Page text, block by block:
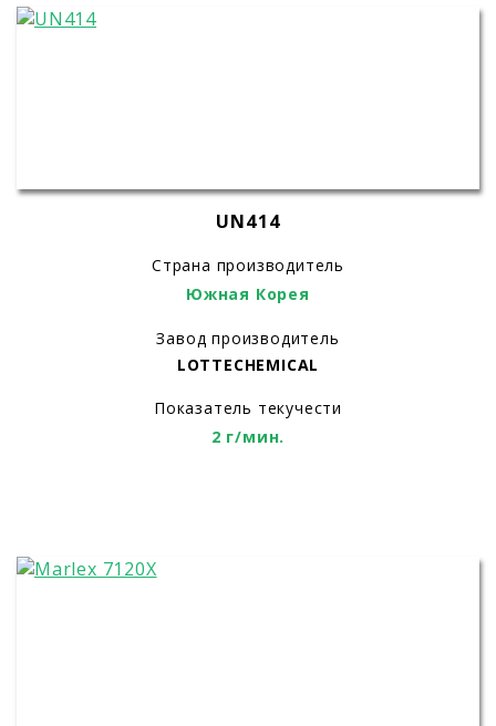
UN414
Страна производитель
Южная Корея
Завод производитель
LOTTECHEMICAL
Показатель текучести
2 г/мин.